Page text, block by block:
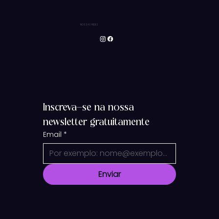
NOSSAS REDES
Inscreva-se na nossa
newsletter gratuitamente
Email *
Enviar